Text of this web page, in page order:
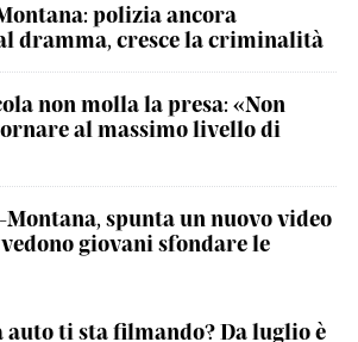
polizia ancora
dramma, cresce la criminalità
non molla la presa: «Non
al massimo livello di
Montana, spunta un nuovo video
giovani sfondare le
auto ti sta filmando? Da luglio è